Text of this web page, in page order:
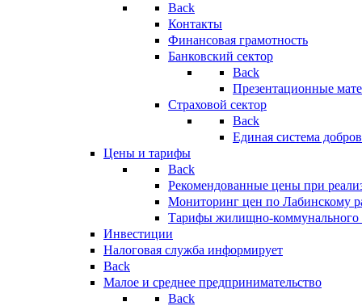
Back
Контакты
Финансовая грамотность
Банковский сектор
Back
Презентационные
Страховой сектор
Back
Единая система
Цены и тарифы
Back
Рекомендованные цены при
Мониторинг цен по Лабинскому
Тарифы жилищно-коммунального
Инвестиции
Налоговая служба информирует
Back
Малое и среднее предпринимательство
Back